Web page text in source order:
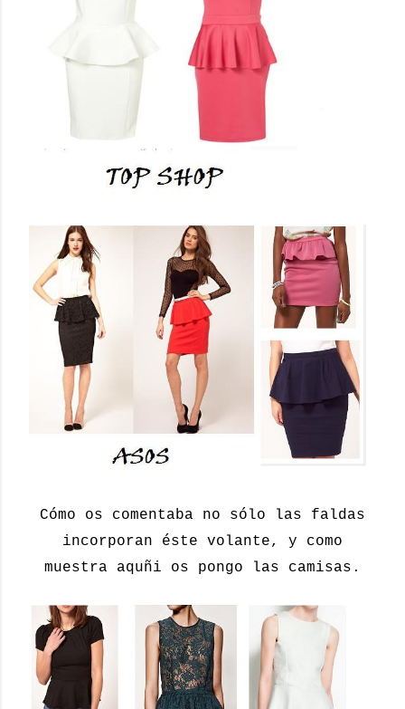
Cómo os comentaba no sólo las faldas
incorporan éste volante, y como
muestra aquñi os pongo las camisas.